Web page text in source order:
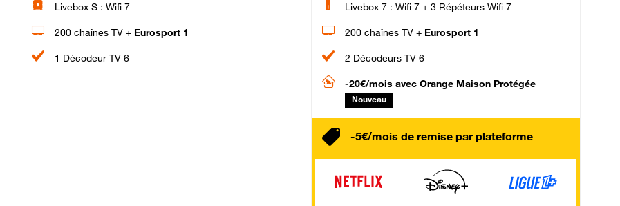
Livebox S : Wifi 7
200 chaînes TV + Eurosport 1
1 Décodeur TV 6
Livebox 7 : Wifi 7 + 3 Répéteurs Wifi 7
200 chaînes TV + Eurosport 1
2 Décodeurs TV 6
-20€/mois avec Orange Maison Protégée
Nouveau
-5€/mois de remise par plateforme